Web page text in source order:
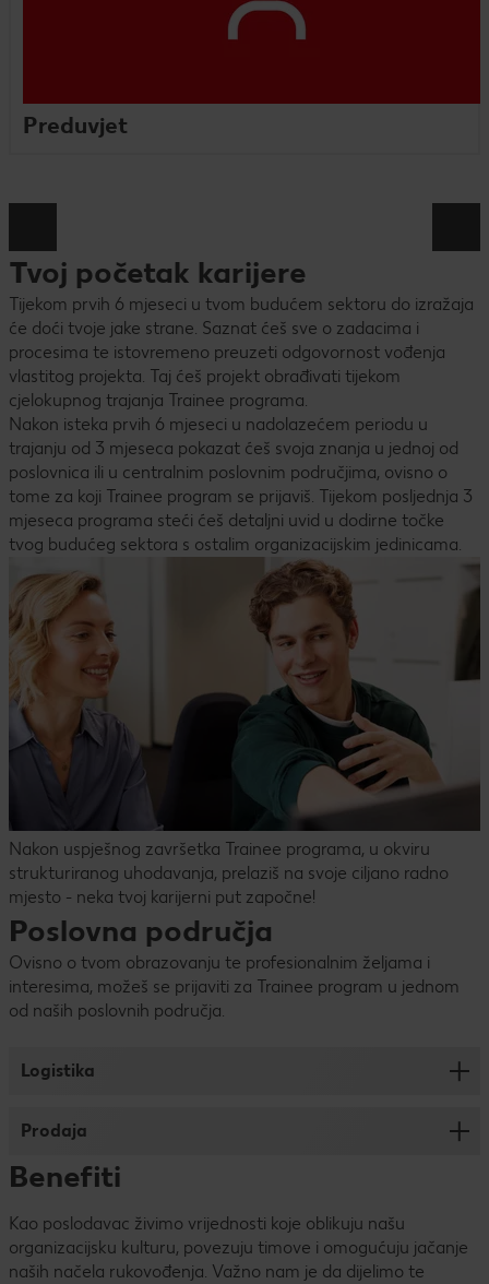
Preduvjet
Tvoj početak karijere
Tijekom prvih 6 mjeseci u tvom budućem sektoru do izražaja
će doći tvoje jake strane. Saznat ćeš sve o zadacima i
procesima te istovremeno preuzeti odgovornost vođenja
vlastitog projekta. Taj ćeš projekt obrađivati tijekom
cjelokupnog trajanja Trainee programa.
Nakon isteka prvih 6 mjeseci u nadolazećem periodu u
trajanju od 3 mjeseca pokazat ćeš svoja znanja u jednoj od
poslovnica ili u centralnim poslovnim područjima, ovisno o
tome za koji Trainee program se prijaviš. Tijekom posljednja 3
mjeseca programa steći ćeš detaljni uvid u dodirne točke
tvog budućeg sektora s ostalim organizacijskim jedinicama.
Nakon uspješnog završetka Trainee programa, u okviru
strukturiranog uhodavanja, prelaziš na svoje ciljano radno
mjesto - neka tvoj karijerni put započne!
Poslovna područja
Ovisno o tvom obrazovanju te profesionalnim željama i
interesima, možeš se prijaviti za Trainee program u jednom
od naših poslovnih područja.
Logistika
U našem logističko-distributivnom centru obučavaš se na
najsuvremenijim IT sustavima i stječeš vještine upravljanja
procesima pomoću pokazatelja. Zajedno s voditeljem
smjene unaprjeđuješ procese ulaza/izlaza uz "Just in
Sequence“ strategiju, procese transporta robe do naših
poslovnica po „Just in Time“ pristupu te upoznaješ
funkcioniranje relevantnih organizacijskih jedinica.
Prodaja
U poslovnici brineš za kvalitetu i raspoloživost robe te
proizvoda. Zajedno s Voditeljem poslovnice planiraš i
organiziraš sve poslovne aktivnosti u poslovnici,
unaprjeđuješ procese i učiš upravljati ključnim
Benefiti
Kao poslodavac živimo vrijednosti koje oblikuju našu
organizacijsku kulturu, povezuju timove i omogućuju jačanje
naših načela rukovođenja. Važno nam je da dijelimo te